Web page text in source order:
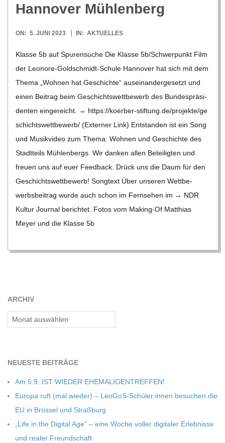
Han­no­ver Mühlenberg
2023-
ON: 5. JUNI 2023 IN: AKTUELLES
Klasse 5b auf Spu­ren­su­che Die Klasse 5b/​​Schwerpunkt Film
der Leo­­nore-Gol­d­­schmidt-Schule Han­no­ver hat sich mit dem
Thema „Woh­nen hat Geschichte“ aus­ein­an­der­ge­setzt und
einen Bei­trag beim Geschichts­wett­be­werb des Bun­des­prä­si­
den­ten ein­ge­reicht. → https://​koer​ber​-stif​tung​.de/​p​r​o​j​e​k​t​e​/​g​e​
s​c​h​i​c​h​t​s​w​e​t​t​b​e​w​e​rb/ (Exter­ner Link) Ent­stan­den ist ein Song
und Musik­vi­deo zum Thema: Woh­nen und Geschichte des
Stadt­teils Müh­len­bergs. Wir dan­ken allen Betei­lig­ten und
freuen uns auf euer Feed­back. Drück uns die Daum für den
Geschichts­wett­be­werb! Song­text Über unse­ren Wett­be­
werbs­bei­trag wurde auch schon im Fern­se­hen im → NDR
Kul­tur Jour­nal berich­tet. Fotos vom Making-Of Mat­thias
Meyer und die Klasse 5b
ARCHIV
Archiv
NEU­ESTE BEITRÄGE
Am 5.9. IST WIEDER EHEMALIGENTREFFEN!
Europa ruft (mal wie­der) – LeoGoS-Schüler:innen besu­chen die
EU in Brüs­sel und Straßburg
„Life in the Digi­tal Age“ – eine Woche vol­ler digi­ta­ler Erleb­nisse
und rea­ler Freundschaft